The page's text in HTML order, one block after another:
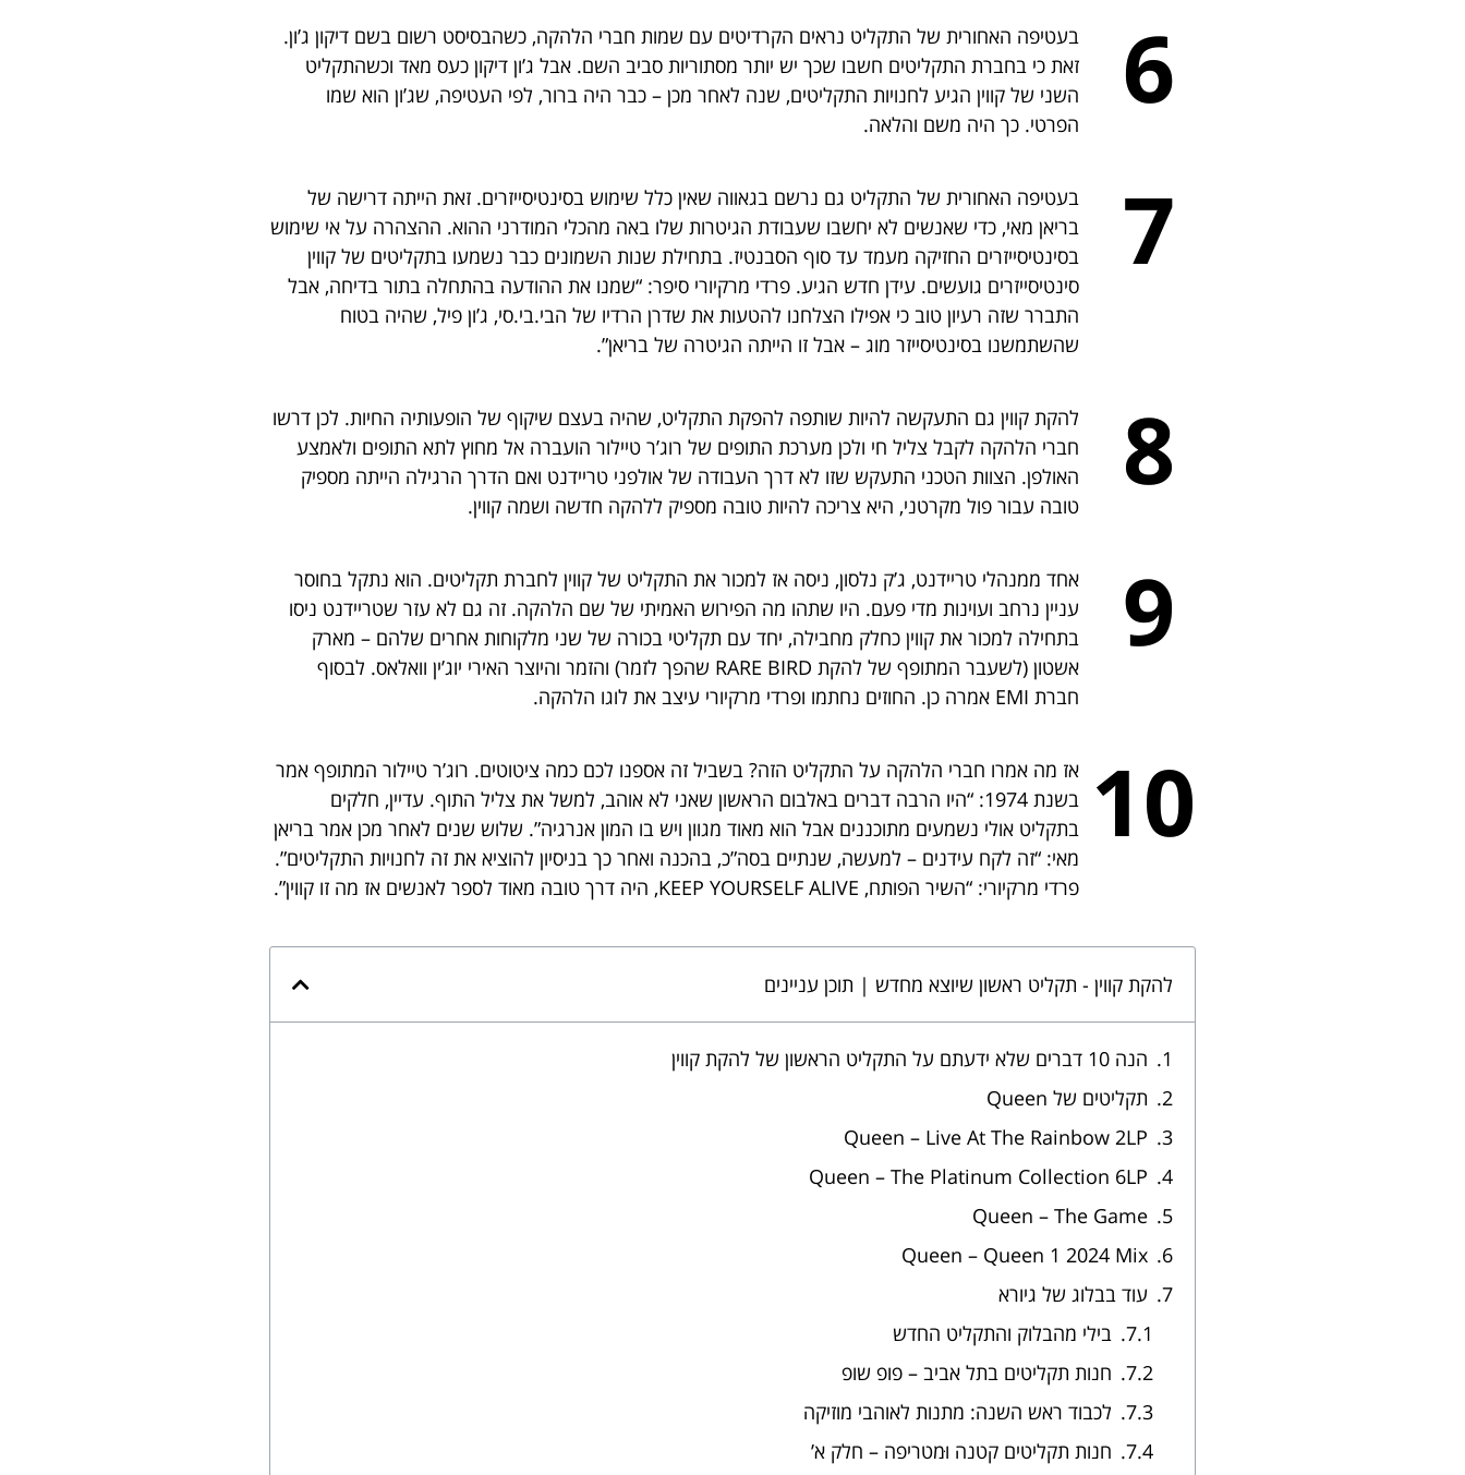
6
בעטיפה האחורית של התקליט נראים הקרדיטים עם שמות חברי הלהקה, כשהבסיסט רשום בשם דיקון ג’ון.
זאת כי בחברת התקליטים חשבו שכך יש יותר מסתוריות סביב השם. אבל ג’ון דיקון כעס מאד וכשהתקליט
השני של קווין הגיע לחנויות התקליטים, שנה לאחר מכן – כבר היה ברור, לפי העטיפה, שג’ון הוא שמו
הפרטי. כך היה משם והלאה.
7
בעטיפה האחורית של התקליט גם נרשם בגאווה שאין כלל שימוש בסינטיסייזרים. זאת הייתה דרישה של
בריאן מאי, כדי שאנשים לא יחשבו שעבודת הגיטרות שלו באה מהכלי המודרני ההוא. ההצהרה על אי שימוש
בסינטיסייזרים החזיקה מעמד עד סוף הסבנטיז. בתחילת שנות השמונים כבר נשמעו בתקליטים של קווין
סינטיסייזרים גועשים. עידן חדש הגיע. פרדי מרקיורי סיפר: “שמנו את ההודעה בהתחלה בתור בדיחה, אבל
התברר שזה רעיון טוב כי אפילו הצלחנו להטעות את שדרן הרדיו של הבי.בי.סי, ג’ון פיל, שהיה בטוח
שהשתמשנו בסינטיסייזר מוג – אבל זו הייתה הגיטרה של בריאן”.
8
להקת קווין גם התעקשה להיות שותפה להפקת התקליט, שהיה בעצם שיקוף של הופעותיה החיות. לכן דרשו
חברי הלהקה לקבל צליל חי ולכן מערכת התופים של רוג’ר טיילור הועברה אל מחוץ לתא התופים ולאמצע
האולפן. הצוות הטכני התעקש שזו לא דרך העבודה של אולפני טריידנט ואם הדרך הרגילה הייתה מספיק
טובה עבור פול מקרטני, היא צריכה להיות טובה מספיק ללהקה חדשה ושמה קווין.
9
אחד ממנהלי טריידנט, ג’ק נלסון, ניסה אז למכור את התקליט של קווין לחברת תקליטים. הוא נתקל בחוסר
עניין נרחב ועוינות מדי פעם. היו שתהו מה הפירוש האמיתי של שם הלהקה. זה גם לא עזר שטריידנט ניסו
בתחילה למכור את קווין כחלק מחבילה, יחד עם תקליטי בכורה של שני מלקוחות אחרים שלהם – מארק
אשטון (לשעבר המתופף של להקת RARE BIRD שהפך לזמר) והזמר והיוצר האירי יוג’ין וואלאס. לבסוף
חברת EMI אמרה כן. החוזים נחתמו ופרדי מרקיורי עיצב את לוגו הלהקה.
10
אז מה אמרו חברי הלהקה על התקליט הזה? בשביל זה אספנו לכם כמה ציטוטים. רוג’ר טיילור המתופף אמר
בשנת 1974: “היו הרבה דברים באלבום הראשון שאני לא אוהב, למשל את צליל התוף. עדיין, חלקים
בתקליט אולי נשמעים מתוכננים אבל הוא מאוד מגוון ויש בו המון אנרגיה”. שלוש שנים לאחר מכן אמר בריאן
מאי: “זה לקח עידנים – למעשה, שנתיים בסה”כ, בהכנה ואחר כך בניסיון להוציא את זה לחנויות התקליטים”.
פרדי מרקיורי: “השיר הפותח, KEEP YOURSELF ALIVE, היה דרך טובה מאוד לספר לאנשים אז מה זו קווין”.
להקת קווין - תקליט ראשון שיוצא מחדש | תוכן עניינים
הנה 10 דברים שלא ידעתם על התקליט הראשון של להקת קווין
תקליטים של Queen
Queen – Live At The Rainbow 2LP
Queen – The Platinum Collection 6LP
Queen – The Game
Queen – Queen 1 2024 Mix
עוד בבלוג של גיורא
בילי מהבלוק והתקליט החדש
חנות תקליטים בתל אביב – פופ שופ
לכבוד ראש השנה: מתנות לאוהבי מוזיקה
חנות תקליטים קטנה וּמטריפה – חלק א’